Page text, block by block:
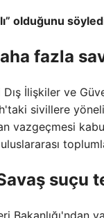
olduğunu
fazla
İlişkiler ve
sivillere
vazgeçmesi
suçu
Bakanlığı'ndan